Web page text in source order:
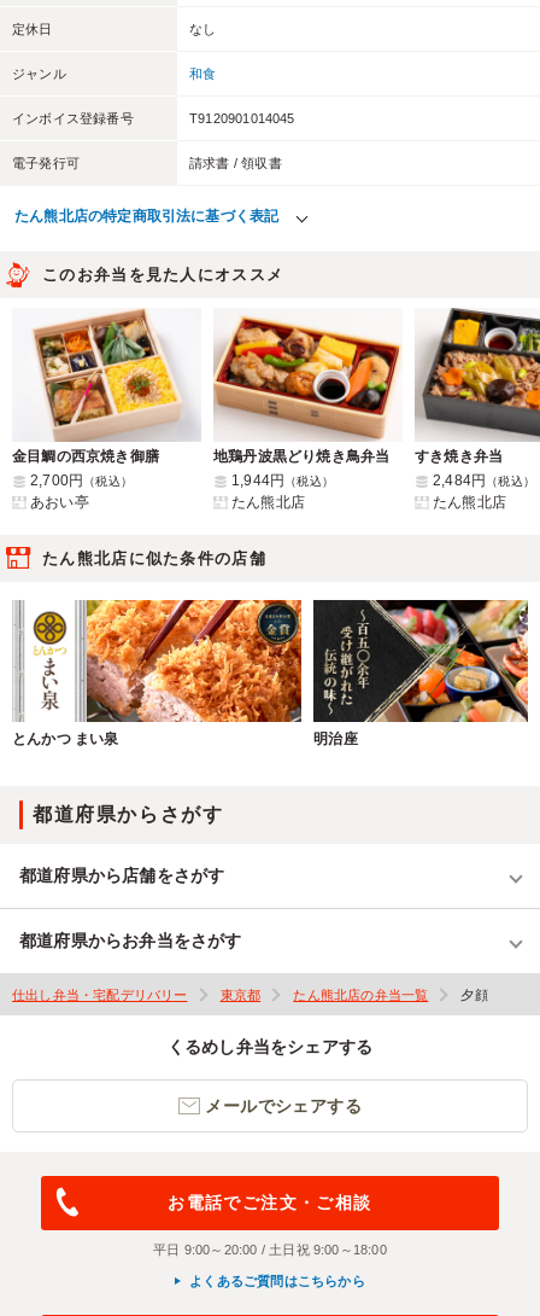
定休日 なし
ジャンル 和食
インボイス登録番号 T9120901014045
電子発行可 請求書 / 領収書
たん熊北店の特定商取引法に基づく表記
このお弁当を見た人にオススメ
金目鯛の西京焼き御膳
2,700円
（税込）
あおい亭
地鶏丹波黒どり焼き鳥弁当
1,944円
（税込）
たん熊北店
すき焼き弁当
2,484円
（税込）
たん熊北店
たん熊北店に似た条件の店舗
とんかつ まい泉 明治座
都道府県からさがす
都道府県から店舗をさがす
都道府県からお弁当をさがす
仕出し弁当・宅配デリバリー 東京都 たん熊北店の弁当一覧 夕顔
くるめし弁当をシェアする
メールでシェアする
お電話でご注文・ご相談
平日 9:00～20:00 / 土日祝 9:00～18:00
よくあるご質問はこちらから